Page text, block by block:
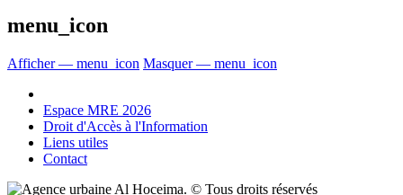
menu_icon
Afficher — menu_icon Masquer — menu_icon
Espace MRE 2026
Droit d'Accès à l'Information
Liens utiles
Contact